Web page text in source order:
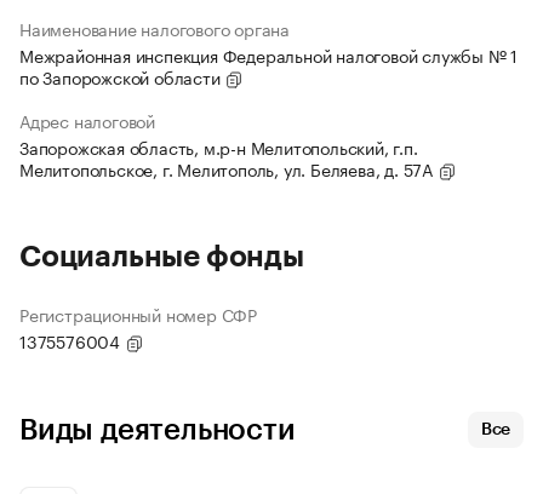
Наименование налогового органа
Межрайонная инспекция Федеральной налоговой службы № 1
по Запорожской области
Адрес налоговой
Запорожская область, м.р-н Мелитопольский, г.п.
Мелитопольское, г. Мелитополь, ул. Беляева, д. 57А
Социальные фонды
Регистрационный номер СФР
1375576004
Виды деятельности Все